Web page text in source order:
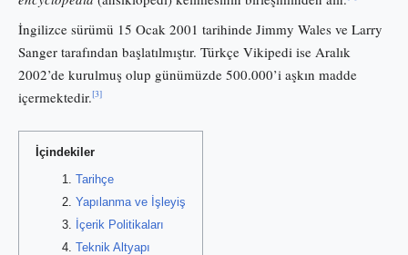
İngilizce sürümü 15 Ocak 2001 tarihinde Jimmy Wales ve Larry
Sanger tarafından başlatılmıştır. Türkçe Vikipedi ise Aralık
2002’de kurulmuş olup günümüzde 500.000’i aşkın madde
içermektedir.[3]
İçindekiler
Tarihçe
Yapılanma ve İşleyiş
İçerik Politikaları
Teknik Altyapı